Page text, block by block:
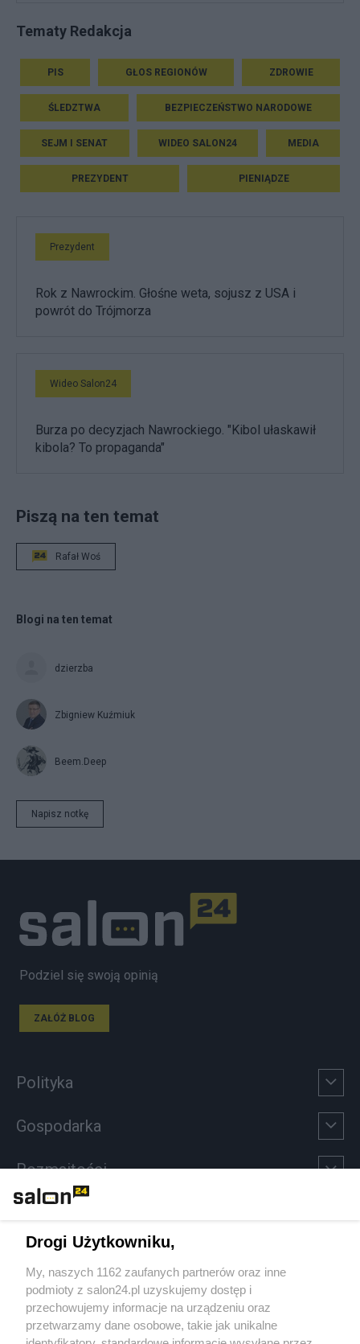
Tematy Redakcja
PIS GŁOS REGIONÓW ZDROWIE
ŚLEDZTWA BEZPIECZEŃSTWO NARODOWE
SEJM I SENAT WIDEO SALON24 MEDIA
PREZYDENT PIENIĄDZE
Prezydent
Rok z Nawrockim. Głośne weta, sojusz z USA i
powrót do Trójmorza
Wideo Salon24
Burza po decyzjach Nawrockiego. "Kibol ułaskawił
kibola? To propaganda"
Piszą na ten temat
Rafał Woś
Blogi na ten temat
dzierzba
Zbigniew Kuźmiuk
Beem.Deep
Napisz notkę
Podziel się swoją opinią
ZAŁÓŻ BLOG
Polityka
Gospodarka
Rozmaitości
Sport
Społeczeństwo
Drogi Użytkowniku,
My, naszych 1162 zaufanych partnerów oraz inne
podmioty z salon24.pl uzyskujemy dostęp i
przechowujemy informacje na urządzeniu oraz
przetwarzamy dane osobowe, takie jak unikalne